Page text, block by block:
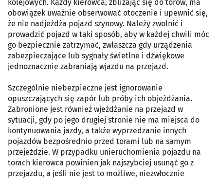
kolejowych. Każdy kierowca, zbliżając się do torów, ma
obowiązek uważnie obserwować otoczenie i upewnić się,
że nie nadjeżdża pojazd szynowy. Należy zwolnić i
prowadzić pojazd w taki sposób, aby w każdej chwili móc
go bezpiecznie zatrzymać, zwłaszcza gdy urządzenia
zabezpieczające lub sygnały świetlne i dźwiękowe
jednoznacznie zabraniają wjazdu na przejazd.
Szczególnie niebezpieczne jest ignorowanie
opuszczających się zapór lub próby ich objeżdżania.
Zabronione jest również wjeżdżanie na przejazd w
sytuacji, gdy po jego drugiej stronie nie ma miejsca do
kontynuowania jazdy, a także wyprzedzanie innych
pojazdów bezpośrednio przed torami lub na samym
przejeździe. W przypadku unieruchomienia pojazdu na
torach kierowca powinien jak najszybciej usunąć go z
przejazdu, a jeśli nie jest to możliwe, niezwłocznie